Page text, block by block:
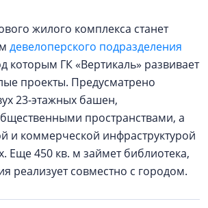
жилого комплекса станет
девелоперского подразделения
которым ГК «Вертикаль» развивает
проекты. Предусматрено
23-этажных башен,
пространствами, а
и коммерческой инфраструктурой
Еще 450 кв. м займет библиотека,
реализует совместно с городом.